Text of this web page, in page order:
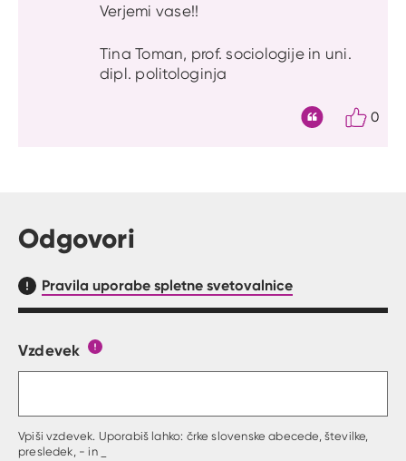
Verjemi vase!!
Tina Toman, prof. sociologije in uni.
dipl. politologinja
0
Odgovori
Pravila uporabe spletne svetovalnice
Obrazec, kjer lahko zastaviš vprašanje
Vzdevek
Vpiši vzdevek. Uporabiš lahko: črke slovenske abecede, številke,
presledek, - in _